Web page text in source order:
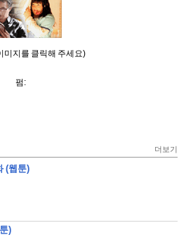
미지를 클릭해 주세요)
펌:
더보기
(웹툰)
)